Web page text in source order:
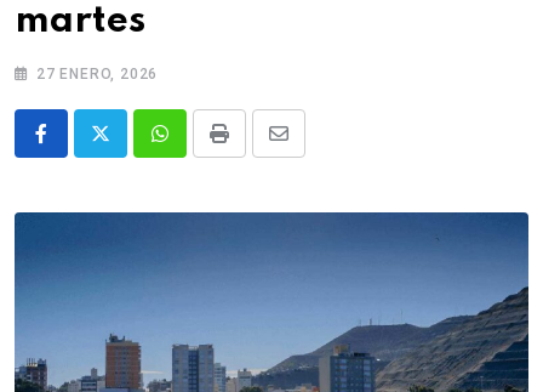
martes
27 ENERO, 2026
WhatsappPrint
Share
Email